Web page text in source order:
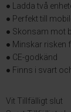
● Ladda två
● Perfekt till
● Skonsam mot
● Minskar risken
● CE-godkänd
● Finns i svart
Vit Tillfälligt slut